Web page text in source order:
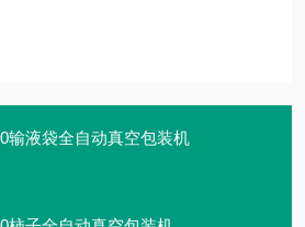
输液袋全自动真空包装机